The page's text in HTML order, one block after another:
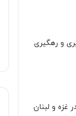
و رهگیری
و لبنان